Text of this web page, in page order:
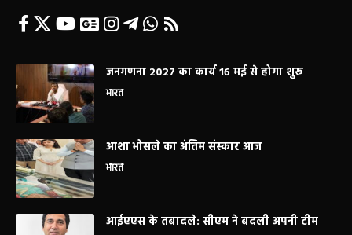
जनगणना 2027 का कार्य 16 मई से होगा शुरू
भारत
आशा भोसले का अंतिम संस्कार आज
भारत
आईएएस के तबादले: सीएम ने बदली अपनी टीम